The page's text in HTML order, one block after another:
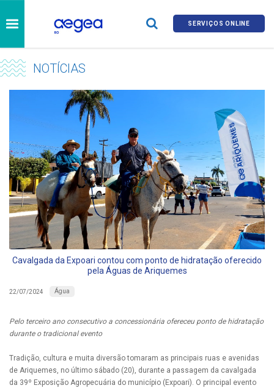
SERVIÇOS ONLINE
NOTÍCIAS
Cavalgada da Expoari contou com ponto de hidratação oferecido
pela Águas de Ariquemes
22/07/2024 Água
Pelo terceiro ano consecutivo a concessionária ofereceu ponto de hidratação
durante o tradicional evento
Tradição, cultura e muita diversão tomaram as principais ruas e avenidas
de Ariquemes, no último sábado (20), durante a passagem da cavalgada
da 39º Exposição Agropecuária do município (Expoari). O principal evento